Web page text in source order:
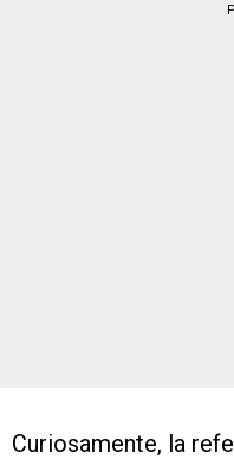
Curiosamente, la